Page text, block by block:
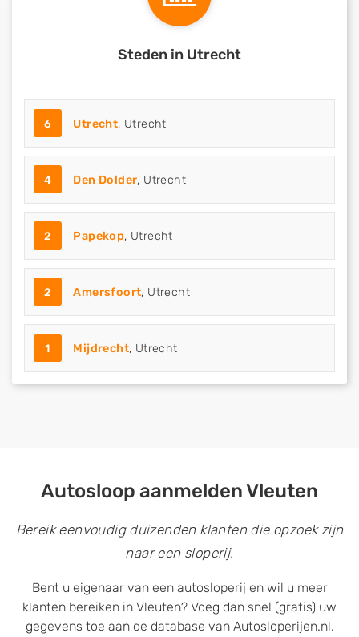
Steden in Utrecht
6 Utrecht, Utrecht
4 Den Dolder, Utrecht
2 Papekop, Utrecht
2 Amersfoort, Utrecht
1 Mijdrecht, Utrecht
Autosloop aanmelden Vleuten
Bereik eenvoudig duizenden klanten die opzoek zijn
naar een sloperij.
Bent u eigenaar van een autosloperij en wil u meer
klanten bereiken in Vleuten? Voeg dan snel (gratis) uw
gegevens toe aan de database van Autosloperijen.nl.